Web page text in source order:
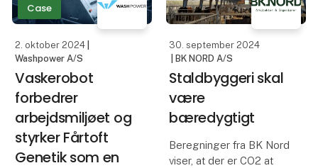
var fysisk h
Case
2. oktober 2024
Washpower A/S
Vaskerobot
forbedrer
arbejdsmiljøet og
styrker Fårtoft
Genetik som en
30. september 2024
| BK NORD A/S
Staldbyggeri skal
være
bæredygtigt
Beregninger fra BK Nord
viser, at der er CO2 at